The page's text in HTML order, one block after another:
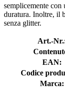
semplicemente con
duratura. Inoltre, il
senza glitter.
Art.-
EAN:
Codice
Marca: